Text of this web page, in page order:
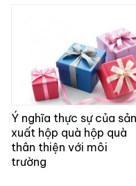
Ý nghĩa thực sự của sản
xuất hộp quà hộp quà
thân thiện với môi
trường